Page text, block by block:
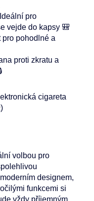
Ideální pro
vejde do kapsy 🎒
pro pohodlné a
proti zkratu a
cigareta
volbou pro
designem,
funkcemi si
vždy příjemným